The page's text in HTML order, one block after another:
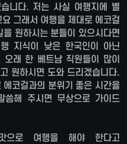
니다. 저는 사실 여행지에 별
그래서 여행을 제대로 에코걸
원하시는 분들이 있으시다면
지식이 낮은 한국인이 아닌
오래 한 베트남 직원들이 많이
원하시면 도와 드리겠습니다.
코걸과의 분위기 좋은 시간을
해 주시면 무상으로 가이드
으로 여행을 해야 한다고